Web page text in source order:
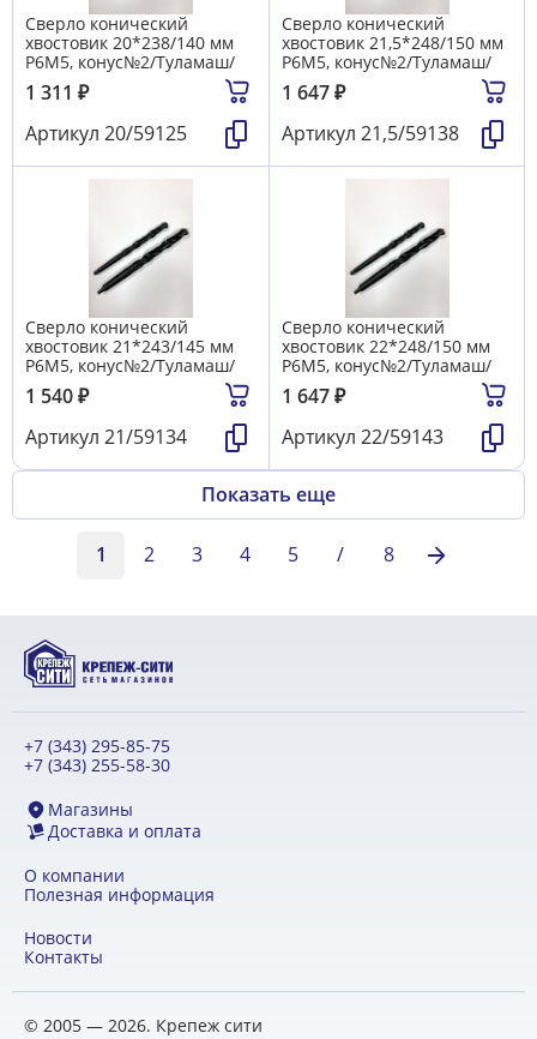
Сверло конический
хвостовик 20*238/140 мм
Р6М5, конус№2/Туламаш/
1 311 ₽
Артикул 20/59125
Сверло конический
хвостовик 21,5*248/150 мм
Р6М5, конус№2/Туламаш/
1 647₽
Артикул 21,5/59138
Сверло конический
хвостовик 21*243/145 мм
Р6М5, конус№2/Туламаш/
1 540₽
Артикул 21/59134
Сверло конический
хвостовик 22*248/150 мм
Р6М5, конус№2/Туламаш/
1 647₽
Артикул 22/59143
Показать еще
1 2 3 4 5 / 8
+7 (343) 295-85-75
+7 (343) 255-58-30
Магазины
Доставка и оплата
О компании
Полезная информация
Новости
Контакты
© 2005 — 2026. Крепеж сити